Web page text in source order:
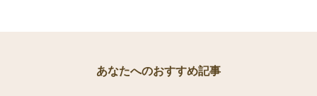
あなたへのおすすめ記事